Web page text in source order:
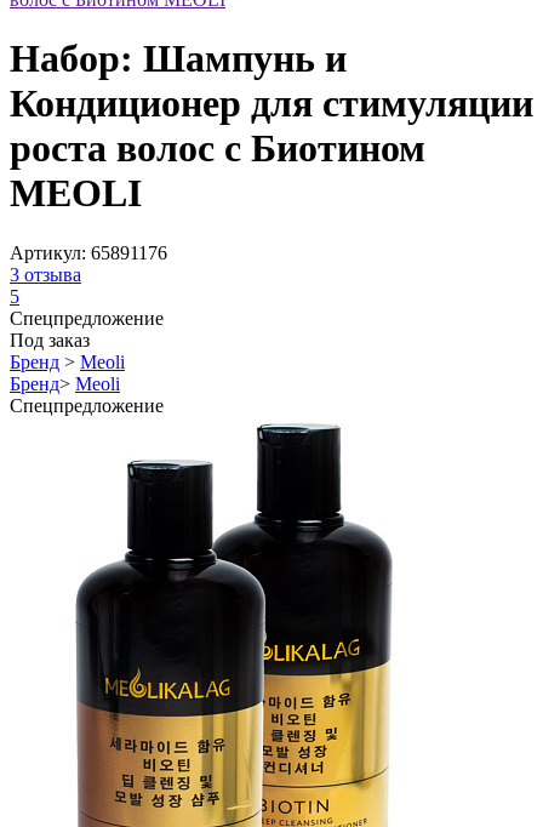
Набор: Шампунь и
Кондиционер для стимуляции
роста волос с Биотином
MEOLI
Артикул: 65891176
3 отзыва
5
Спецпредложение
Под заказ
Бренд > Meoli
Бренд> Meoli
Спецпредложение